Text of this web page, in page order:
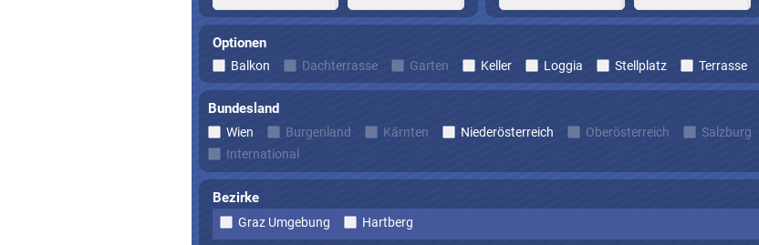
Optionen
Balkon Dachterrasse Garten Keller Loggia Stellplatz Terrasse
Bundesland
Wien Burgenland Kärnten Niederösterreich Oberösterreich Salzburg
International
Bezirke
Graz Umgebung Hartberg